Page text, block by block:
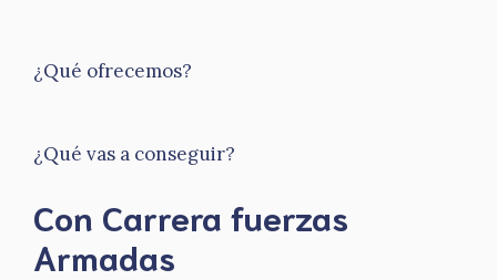
¿Qué ofrecemos?
¿Qué vas a conseguir?
Con Carrera fuerzas
Armadas